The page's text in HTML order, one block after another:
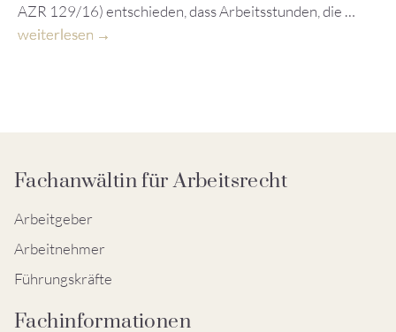
AZR 129/16) entschieden, dass Arbeitsstunden, die …
weiterlesen
Fachanwältin für Arbeitsrecht
Arbeitgeber
Arbeitnehmer
Führungskräfte
Fachinformationen